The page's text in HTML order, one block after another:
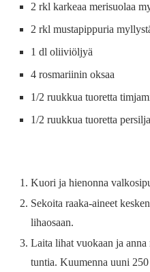
2 rkl karkeaa merisuolaa
2 rkl mustapippuria
1 dl oliiviöljyä
4 rosmariinin oksaa
1/2 ruukkua tuoretta
1/2 ruukkua tuoretta
Kuori ja hienonna
Sekoita raaka-aineet
lihaosaan.
Laita lihat vuokaan ja
tuntia. Kuumenna uuni 250